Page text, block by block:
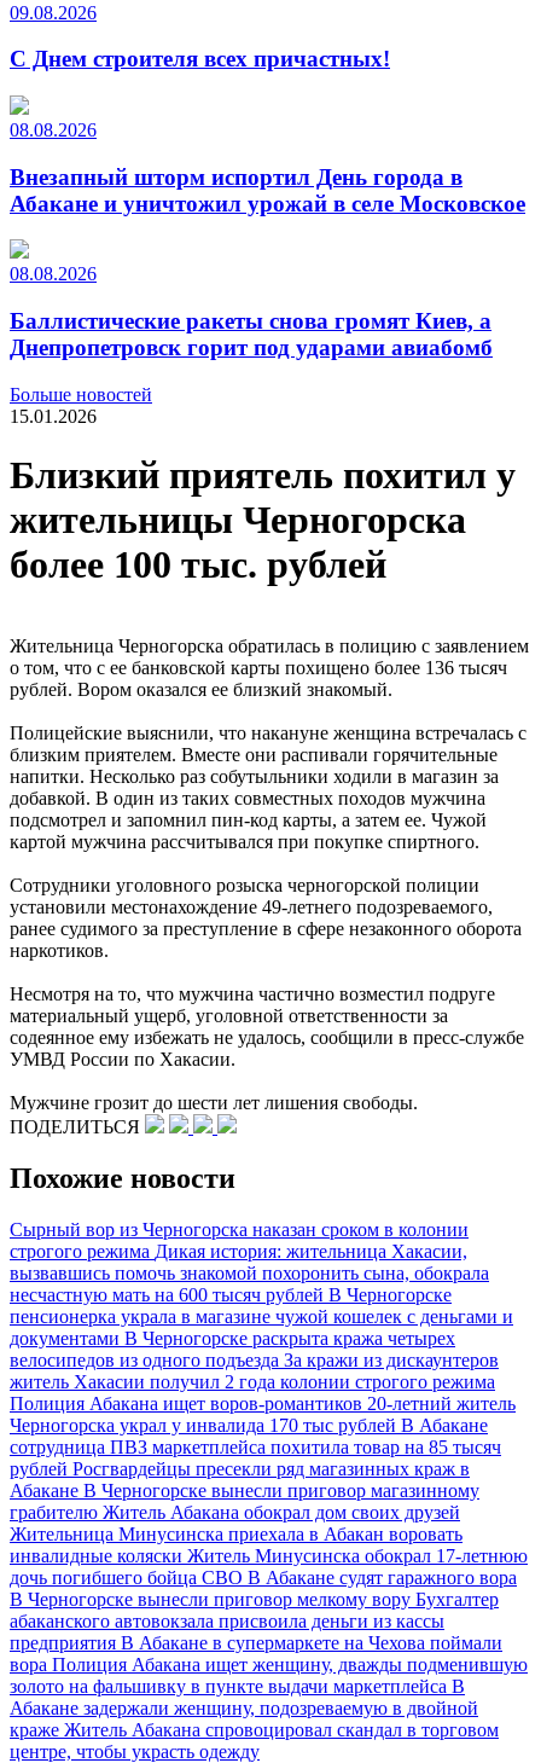
09.08.2026
С Днем строителя всех причастных!
08.08.2026
Внезапный шторм испортил День города в
Абакане и уничтожил урожай в селе Московское
08.08.2026
Баллистические ракеты снова громят Киев, а
Днепропетровск горит под ударами авиабомб
Больше новостей
15.01.2026
Близкий приятель похитил у
жительницы Черногорска
более 100 тыс. рублей
Жительница Черногорска обратилась в полицию с заявлением
о том, что с ее банковской карты похищено более 136 тысяч
рублей. Вором оказался ее близкий знакомый.
Полицейские выяснили, что накануне женщина встречалась с
близким приятелем. Вместе они распивали горячительные
напитки. Несколько раз собутыльники ходили в магазин за
добавкой. В один из таких совместных походов мужчина
подсмотрел и запомнил пин-код карты, а затем ее. Чужой
картой мужчина рассчитывался при покупке спиртного.
Сотрудники уголовного розыска черногорской полиции
установили местонахождение 49-летнего подозреваемого,
ранее судимого за преступление в сфере незаконного оборота
наркотиков.
Несмотря на то, что мужчина частично возместил подруге
материальный ущерб, уголовной ответственности за
содеянное ему избежать не удалось, сообщили в пресс-службе
УМВД России по Хакасии.
Мужчине грозит до шести лет лишения свободы.
ПОДЕЛИТЬСЯ
Похожие новости
Сырный вор из Черногорска наказан сроком в колонии
строгого режима Дикая история: жительница Хакасии,
вызвавшись помочь знакомой похоронить сына, обокрала
несчастную мать на 600 тысяч рублей В Черногорске
пенсионерка украла в магазине чужой кошелек с деньгами и
документами В Черногорске раскрыта кража четырех
велосипедов из одного подъезда За кражи из дискаунтеров
житель Хакасии получил 2 года колонии строгого режима
Полиция Абакана ищет воров-романтиков 20-летний житель
Черногорска украл у инвалида 170 тыс рублей В Абакане
сотрудница ПВЗ маркетплейса похитила товар на 85 тысяч
рублей Росгвардейцы пресекли ряд магазинных краж в
Абакане В Черногорске вынесли приговор магазинному
грабителю Житель Абакана обокрал дом своих друзей
Жительница Минусинска приехала в Абакан воровать
инвалидные коляски Житель Минусинска обокрал 17-летнюю
дочь погибшего бойца СВО В Абакане судят гаражного вора
В Черногорске вынесли приговор мелкому вору Бухгалтер
абаканского автовокзала присвоила деньги из кассы
предприятия В Абакане в супермаркете на Чехова поймали
вора Полиция Абакана ищет женщину, дважды подменившую
золото на фальшивку в пункте выдачи маркетплейса В
Абакане задержали женщину, подозреваемую в двойной
краже Житель Абакана спровоцировал скандал в торговом
центре, чтобы украсть одежду